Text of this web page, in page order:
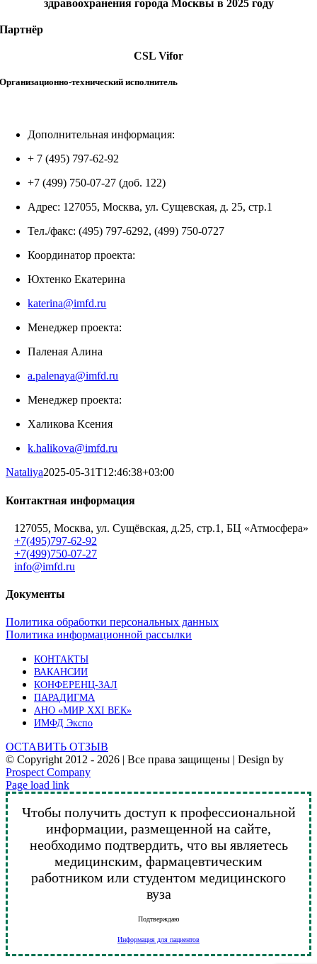
здравоохранения города Москвы в 2025 году
Партнёр
CSL Vifor
Организационно-технический исполнитель
Дополнительная информация:
+ 7 (495) 797-62-92
+7 (499) 750-07-27 (доб. 122)
Адрес: 127055, Москва, ул. Сущевская, д. 25, стр.1
Тел./факс: (495) 797-6292, (499) 750-0727
Координатор проекта:
Юхтенко Екатерина
katerina@imfd.ru
Менеджер проекта:
Паленая Алина
a.palenaya@imfd.ru
Менеджер проекта:
Халикова Ксения
k.halikova@imfd.ru
Nataliya2025-05-31T12:46:38+03:00
Контактная информация
127055, Москва, ул. Сущёвская, д.25, стр.1, БЦ «Атмосфера»
+7(495)797-62-92
+7(499)750-07-27
info@imfd.ru
Документы
Политика обработки персональных данных
Политика информационной рассылки
КОНТАКТЫ
ВАКАНСИИ
КОНФЕРЕНЦ-ЗАЛ
ПАРАДИГМА
АНО «МИР XXI ВЕК»
ИМФД Экспо
ОСТАВИТЬ ОТЗЫВ
© Copyright 2012 - 2026 | Все права защищены | Design by
Prospect Company
Vk
Telegram
YouTube
Email
Page load link
Чтобы получить доступ к профессиональной
информации, размещенной на сайте,
необходимо подтвердить, что вы являетесь
медицинским, фармацевтическим
работником или студентом медицинского
вуза
Подтверждаю
Информация для пациентов